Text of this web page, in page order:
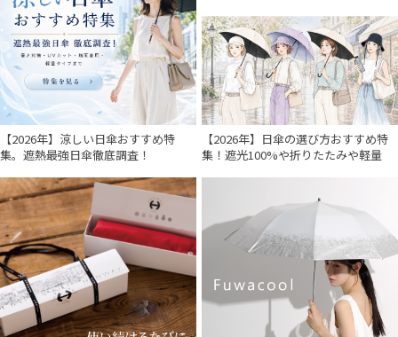
【2026年】涼しい日傘おすすめ特
集。遮熱最強日傘徹底調査！
【2026年】日傘の選び方おすすめ特
集！遮光100%や折りたたみや軽量